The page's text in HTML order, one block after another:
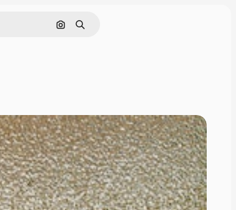
Cerca per immagine
Ricerca